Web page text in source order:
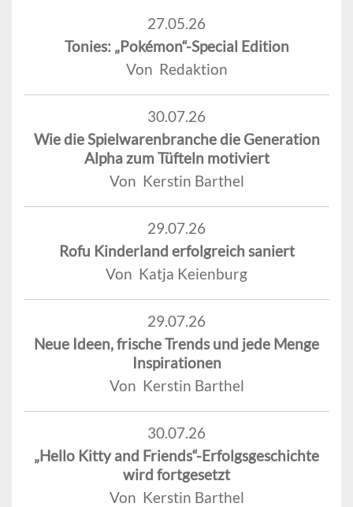
27.05.26
Tonies: „Pokémon“-Special Edition
Von Redaktion
30.07.26
Wie die Spielwarenbranche die Generation
Alpha zum Tüfteln motiviert
Von Kerstin Barthel
29.07.26
Rofu Kinderland erfolgreich saniert
Von Katja Keienburg
29.07.26
Neue Ideen, frische Trends und jede Menge
Inspirationen
Von Kerstin Barthel
30.07.26
„Hello Kitty and Friends“-Erfolgsgeschichte
wird fortgesetzt
Von Kerstin Barthel